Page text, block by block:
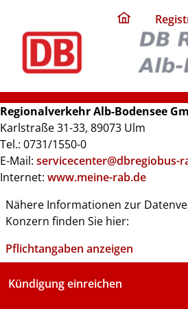
home
page
Regionalverkehr Alb-Bodensee
Karlstraße 31-33, 89073 Ulm
Tel.: 0731/1550-0
E-Mail: servicecenter@dbregiobus-
Internet: www.meine-rab.de
Nähere Informationen zur
Konzern finden Sie hier:
Pflichtangaben anzeigen
Kündigung einreichen